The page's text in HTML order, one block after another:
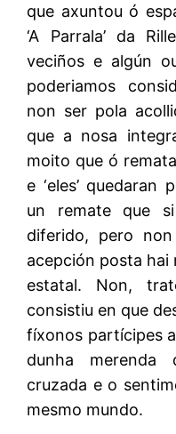
que axuntou ó
‘A Parrala’ da
veciños e algún
poderiamos
non ser pola
que a nosa
moito que ó
e ‘eles’ quedaran
un remate que
diferido, pero
acepción posta
estatal. Non,
consistiu en que
fíxonos partícipes
dunha merenda
cruzada e o
mesmo mundo.